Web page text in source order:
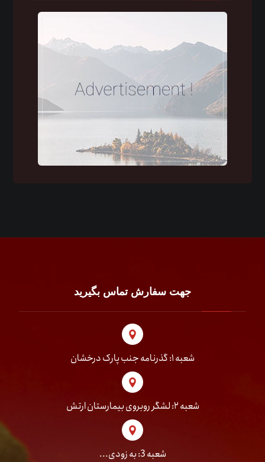
جهت سفارش تماس بگیرید
شعبه ۱: گذرنامه جنب پارک درخشان
شعبه ۲: لشگر روبروی بیمارستان ارتش
شعبه 3: به زودی...